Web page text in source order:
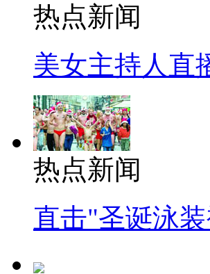
热点新闻
美女主持人直
热点新闻
直击"圣诞泳